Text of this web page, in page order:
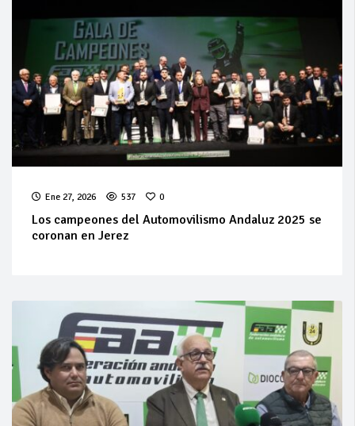
Ene 27, 2026 537 0
Los campeones del Automovilismo Andaluz 2025 se
coronan en Jerez